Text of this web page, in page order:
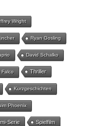
Wright
Ryan Gosling
David Schalko
Falco Thriller
Kurzgeschichten
Phoenix
Serie Spielfilm